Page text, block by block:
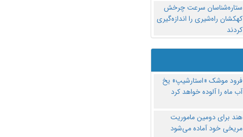
ستاره‌شناسان سرعت چرخش
کهکشان راه‌شیری را اندازه‌گیری
کردند
فرود موشک «استارشیپ» یخ
آب ماه را آلوده خواهد کرد
هند برای دومین ماموریت
مریخی خود آماده می‌شود